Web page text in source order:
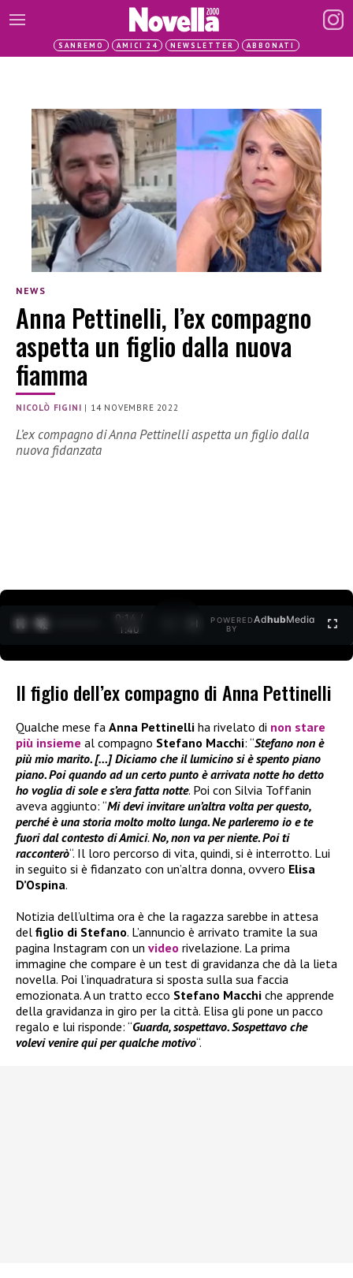
SANREMO AMICI 24 NEWSLETTER ABBONATI
NEWS
Anna Pettinelli, l’ex compagno
aspetta un figlio dalla nuova
fiamma
NICOLÒ FIGINI | 14 NOVEMBRE 2022
L’ex compagno di Anna Pettinelli aspetta un figlio dalla
nuova fidanzata
0:15 /
1:40
POWERED
BY
AdhubMedia
Il figlio dell’ex compagno di Anna Pettinelli
Qualche mese fa Anna Pettinelli ha rivelato di non stare
più insieme al compagno Stefano Macchi: “Stefano non è
più mio marito. […] Diciamo che il lumicino si è spento piano
piano. Poi quando ad un certo punto è arrivata notte ho detto
ho voglia di sole e s’era fatta notte. Poi con Silvia Toffanin
aveva aggiunto: “Mi devi invitare un’altra volta per questo,
perché è una storia molto molto lunga. Ne parleremo io e te
fuori dal contesto di Amici.No, non va per niente. Poi ti
racconterò“. Il loro percorso di vita, quindi, si è interrotto. Lui
in seguito si è fidanzato con un’altra donna, ovvero Elisa
D’Ospina.
Notizia dell’ultima ora è che la ragazza sarebbe in attesa
del figlio di Stefano. L’annuncio è arrivato tramite la sua
pagina Instagram con un video rivelazione. La prima
immagine che compare è un test di gravidanza che dà la lieta
novella. Poi l’inquadratura si sposta sulla sua faccia
emozionata. A un tratto ecco Stefano Macchi che apprende
della gravidanza in giro per la città. Elisa gli pone un pacco
regalo e lui risponde: “Guarda, sospettavo. Sospettavo che
volevi venire qui per qualche motivo“.